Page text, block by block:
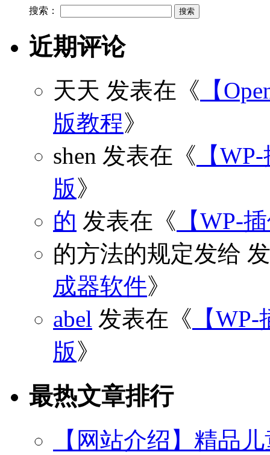
搜索：
近期评论
天天 发表在《 【
版教程》
shen 发表在《 【
版》
的 发表在《 【WP-
的方法的规定发给
成器软件》
abel 发表在《 【
版》
最热文章排行
【网站介绍】精品